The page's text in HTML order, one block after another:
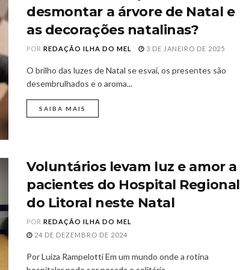
desmontar a árvore de Natal e
as decorações natalinas?
POR REDAÇÃO ILHA DO MEL 3 DE JANEIRO DE 2025
O brilho das luzes de Natal se esvai, os presentes são
desembrulhados e o aroma...
SAIBA MAIS
Voluntários levam luz e amor a
pacientes do Hospital Regional
do Litoral neste Natal
POR REDAÇÃO ILHA DO MEL
24 DE DEZEMBRO DE 2024
Por Luiza Rampelotti Em um mundo onde a rotina